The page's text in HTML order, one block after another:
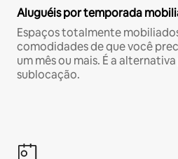
Aluguéis por temporada
Espaços totalmente
comodidades de que você
um mês ou mais. É a
sublocação.